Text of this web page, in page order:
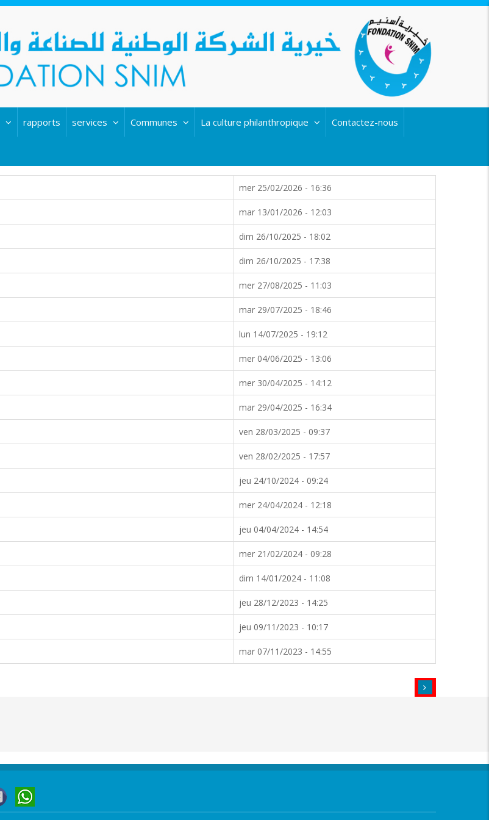
rapports services Communes La culture philanthropique Contactez-nous
mer 25/02/2026 - 16:36
mar 13/01/2026 - 12:03
dim 26/10/2025 - 18:02
dim 26/10/2025 - 17:38
mer 27/08/2025 - 11:03
mar 29/07/2025 - 18:46
lun 14/07/2025 - 19:12
mer 04/06/2025 - 13:06
mer 30/04/2025 - 14:12
mar 29/04/2025 - 16:34
ven 28/03/2025 - 09:37
ven 28/02/2025 - 17:57
jeu 24/10/2024 - 09:24
mer 24/04/2024 - 12:18
jeu 04/04/2024 - 14:54
mer 21/02/2024 - 09:28
dim 14/01/2024 - 11:08
jeu 28/12/2023 - 14:25
jeu 09/11/2023 - 10:17
mar 07/11/2023 - 14:55